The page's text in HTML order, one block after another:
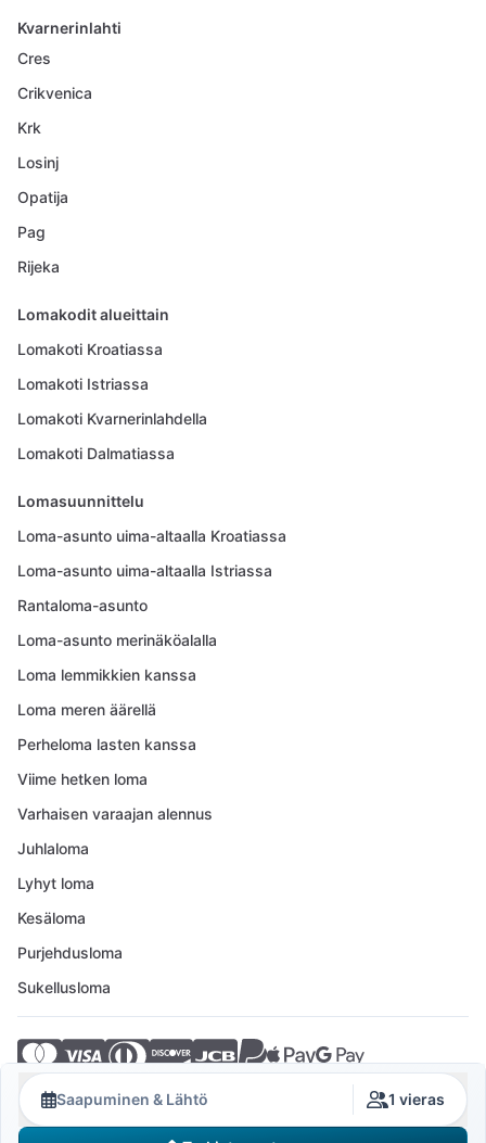
Saapuminen & Lähtö 1 vieras
Kvarnerinlahti
Cres
Crikvenica
Krk
Losinj
Opatija
Pag
Rijeka
Lomakodit alueittain
Lomakoti Kroatiassa
Lomakoti Istriassa
Lomakoti Kvarnerinlahdella
Lomakoti Dalmatiassa
Lomasuunnittelu
Loma-asunto uima-altaalla Kroatiassa
Loma-asunto uima-altaalla Istriassa
Rantaloma-asunto
Loma-asunto merinäköalalla
Loma lemmikkien kanssa
Loma meren äärellä
Perheloma lasten kanssa
Viime hetken loma
Varhaisen varaajan alennus
Juhlaloma
Lyhyt loma
Kesäloma
Purjehdusloma
Sukellusloma
© 2026 Crovillas GmbH